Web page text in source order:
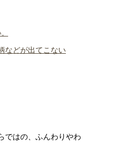
などが出てこない
ではの、ふんわりやわ